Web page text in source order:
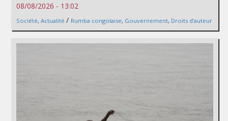
08/08/2026 - 13:02
Société, Actualité / Rumba congolaise, Gouvernement, Droits d’auteur